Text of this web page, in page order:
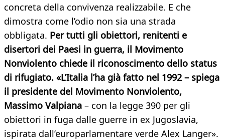
concreta della convivenza realizzabile. E che
dimostra come l’odio non sia una strada
obbligata. Per tutti gli obiettori, renitenti e
disertori dei Paesi in guerra, il Movimento
Nonviolento chiede il riconoscimento dello status
di rifugiato. «L’Italia l’ha già fatto nel 1992 – spiega
il presidente del Movimento Nonviolento,
Massimo Valpiana – con la legge 390 per gli
obiettori in fuga dalle guerre in ex Jugoslavia,
ispirata dall’europarlamentare verde Alex Langer».